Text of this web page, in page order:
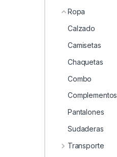
Ropa
Calzado
Camisetas
Chaquetas
Combo
Complementos
Pantalones
Sudaderas
Transporte